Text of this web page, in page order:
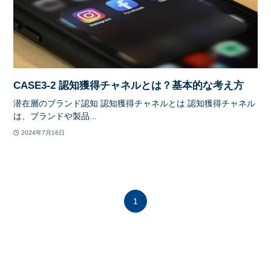
CASE3-2 認知獲得チャネルとは？基本的な考え方
潜在層のブランド認知 認知獲得チャネルとは 認知獲得チャネル
は、ブランドや製品...
2024年7月16日
1